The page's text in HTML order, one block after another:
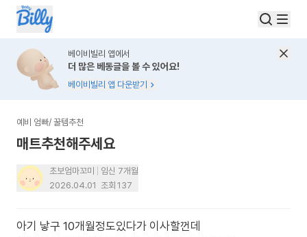
베이비빌리 앱에서
더 많은 베동글을 볼 수 있어요!
베이비빌리 앱 다운받기
예비 엄빠/ 꿀템추천
매트추천해주세요
초보엄마꼬미
임신 7개월
2026.04.01 조회 137
아기 낳구 10개월정도있다가 이사할껀데